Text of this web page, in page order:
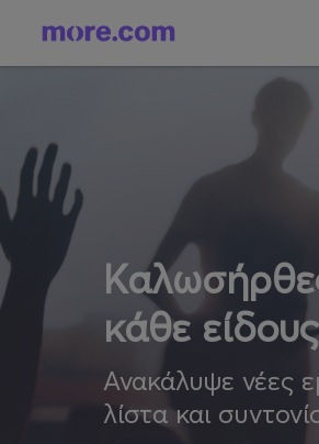
κάθε
Ανακάλυψε νέες
λίστα και